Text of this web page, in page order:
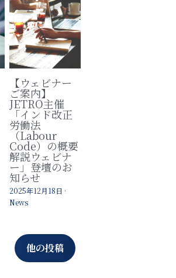
【ウェビナー
ご案内】
JETRO主催
「インド改正
労働法
（Labour
Code）の概要
解説ウェビナ
ー」登壇のお
知らせ
2025年12月18日 ·
News
他の投稿